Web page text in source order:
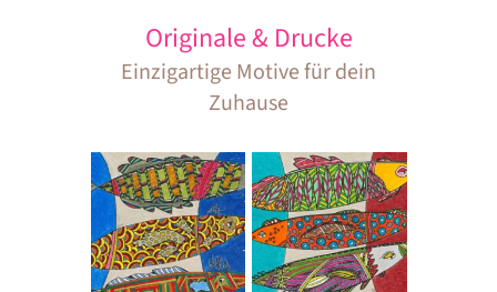
Originale & Drucke
Einzigartige Motive für dein
Zuhause